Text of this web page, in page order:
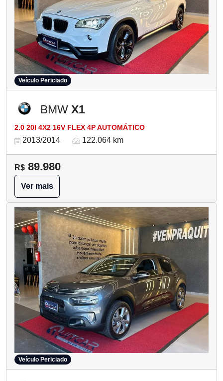
Veículo Periciado
BMW X1
2.0 20I 4X2 16V FLEX 4P AUTOMÁTICO
2013/2014 122.064 km
R$ 89.980
Ver mais
Veículo Periciado